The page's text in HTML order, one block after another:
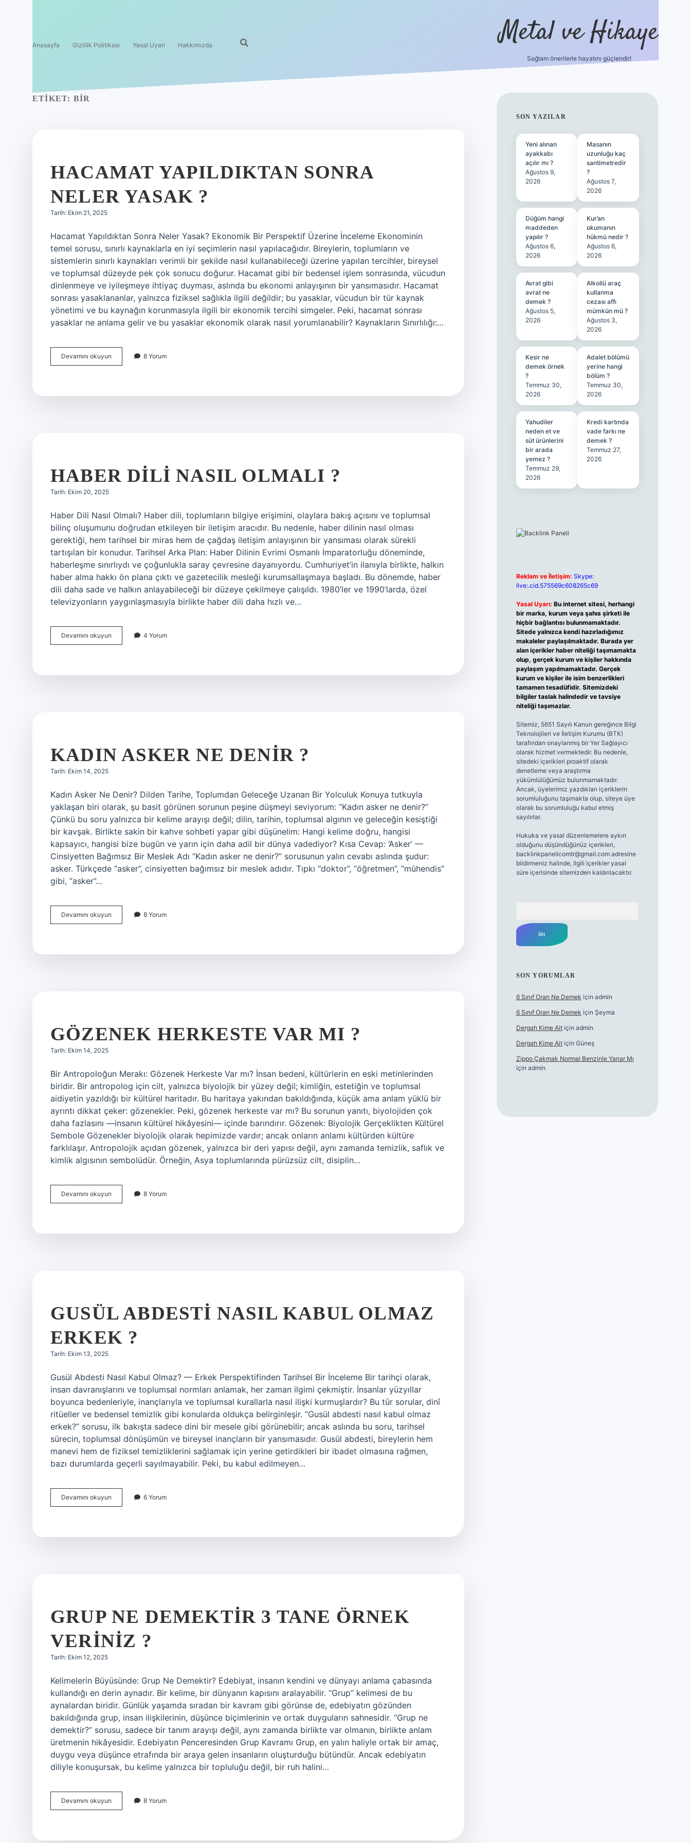
Anasayfa Gizlilik Politikası Yasal Uyarı Hakkımızda Metal ve Hikaye
Sağlam önerilerle hayatını güçlendir!
ETIKET: BIR
HACAMAT YAPILDIKTAN SONRA
NELER YASAK ?
Tarih: Ekim 21, 2025
Hacamat Yapıldıktan Sonra Neler Yasak? Ekonomik Bir Perspektif Üzerine İnceleme Ekonominin
temel sorusu, sınırlı kaynaklarla en iyi seçimlerin nasıl yapılacağıdır. Bireylerin, toplumların ve
sistemlerin sınırlı kaynakları verimli bir şekilde nasıl kullanabileceği üzerine yapılan tercihler, bireysel
ve toplumsal düzeyde pek çok sonucu doğurur. Hacamat gibi bir bedensel işlem sonrasında, vücudun
dinlenmeye ve iyileşmeye ihtiyaç duyması, aslında bu ekonomi anlayışının bir yansımasıdır. Hacamat
sonrası yasaklananlar, yalnızca fiziksel sağlıkla ilgili değildir; bu yasaklar, vücudun bir tür kaynak
yönetimi ve bu kaynağın korunmasıyla ilgili bir ekonomik tercihi simgeler. Peki, hacamat sonrası
yasaklar ne anlama gelir ve bu yasaklar ekonomik olarak nasıl yorumlanabilir? Kaynakların Sınırlılığı:…
Devamını okuyun Hacamat
yapıldıktan
8 Yorum
HABER DILI NASIL OLMALI ?
Tarih: Ekim 20, 2025
Haber Dili Nasıl Olmalı? Haber dili, toplumların bilgiye erişimini, olaylara bakış açısını ve toplumsal
bilinç oluşumunu doğrudan etkileyen bir iletişim aracıdır. Bu nedenle, haber dilinin nasıl olması
gerektiği, hem tarihsel bir miras hem de çağdaş iletişim anlayışının bir yansıması olarak sürekli
tartışılan bir konudur. Tarihsel Arka Plan: Haber Dilinin Evrimi Osmanlı İmparatorluğu döneminde,
haberleşme sınırlıydı ve çoğunlukla saray çevresine dayanıyordu. Cumhuriyet’in ilanıyla birlikte, halkın
haber alma hakkı ön plana çıktı ve gazetecilik mesleği kurumsallaşmaya başladı. Bu dönemde, haber
dili daha sade ve halkın anlayabileceği bir düzeye çekilmeye çalışıldı. 1980’ler ve 1990’larda, özel
televizyonların yaygınlaşmasıyla birlikte haber dili daha hızlı ve…
Devamını okuyun
dili
4 Yorum
KADIN ASKER NE DENIR ?
Tarih: Ekim 14, 2025
Kadın Asker Ne Denir? Dilden Tarihe, Toplumdan Geleceğe Uzanan Bir Yolculuk Konuya tutkuyla
yaklaşan biri olarak, şu basit görünen sorunun peşine düşmeyi seviyorum: “Kadın asker ne denir?”
Çünkü bu soru yalnızca bir kelime arayışı değil; dilin, tarihin, toplumsal algının ve geleceğin kesiştiği
bir kavşak. Birlikte sakin bir kahve sohbeti yapar gibi düşünelim: Hangi kelime doğru, hangisi
kapsayıcı, hangisi bize bugün ve yarın için daha adil bir dünya vadediyor? Kısa Cevap: ‘Asker’ —
Cinsiyetten Bağımsız Bir Meslek Adı “Kadın asker ne denir?” sorusunun yalın cevabı aslında şudur:
asker. Türkçede “asker”, cinsiyetten bağımsız bir meslek adıdır. Tıpkı “doktor”, “öğretmen”, “mühendis”
gibi, “asker”…
Devamını okuyun
asker
8 Yorum
GÖZENEK HERKESTE VAR MI ?
Tarih: Ekim 14, 2025
Bir Antropoloğun Merakı: Gözenek Herkeste Var mı? İnsan bedeni, kültürlerin en eski metinlerinden
biridir. Bir antropolog için cilt, yalnızca biyolojik bir yüzey değil; kimliğin, estetiğin ve toplumsal
aidiyetin yazıldığı bir kültürel haritadır. Bu haritaya yakından bakıldığında, küçük ama anlam yüklü bir
ayrıntı dikkat çeker: gözenekler. Peki, gözenek herkeste var mı? Bu sorunun yanıtı, biyolojiden çok
daha fazlasını —insanın kültürel hikâyesini— içinde barındırır. Gözenek: Biyolojik Gerçeklikten Kültürel
Sembole Gözenekler biyolojik olarak hepimizde vardır; ancak onların anlamı kültürden kültüre
farklılaşır. Antropolojik açıdan gözenek, yalnızca bir deri yapısı değil, aynı zamanda temizlik, saflık ve
kimlik algısının sembolüdür. Örneğin, Asya toplumlarında pürüzsüz cilt, disiplin…
Devamını okuyun Gözenek
herkeste
8 Yorum
GUSÜL ABDESTI NASIL KABUL OLMAZ
ERKEK ?
Tarih: Ekim 13, 2025
Gusül Abdesti Nasıl Kabul Olmaz? — Erkek Perspektifinden Tarihsel Bir İnceleme Bir tarihçi olarak,
insan davranışlarını ve toplumsal normları anlamak, her zaman ilgimi çekmiştir. İnsanlar yüzyıllar
boyunca bedenleriyle, inançlarıyla ve toplumsal kurallarla nasıl ilişki kurmuşlardır? Bu tür sorular, dinî
ritüeller ve bedensel temizlik gibi konularda oldukça belirginleşir. “Gusül abdesti nasıl kabul olmaz
erkek?” sorusu, ilk bakışta sadece dini bir mesele gibi görünebilir; ancak aslında bu soru, tarihsel
sürecin, toplumsal dönüşümün ve bireysel inançların bir yansımasıdır. Gusül abdesti, bireylerin hem
manevi hem de fiziksel temizliklerini sağlamak için yerine getirdikleri bir ibadet olmasına rağmen,
bazı durumlarda geçerli sayılmayabilir. Peki, bu kabul edilmeyen…
Devamını okuyun
abdesti
6 Yorum
GRUP NE DEMEKTIR 3 TANE ÖRNEK
VERINIZ ?
Tarih: Ekim 12, 2025
Kelimelerin Büyüsünde: Grup Ne Demektir? Edebiyat, insanın kendini ve dünyayı anlama çabasında
kullandığı en derin aynadır. Bir kelime, bir dünyanın kapısını aralayabilir. “Grup” kelimesi de bu
aynalardan biridir. Günlük yaşamda sıradan bir kavram gibi görünse de, edebiyatın gözünden
bakıldığında grup, insan ilişkilerinin, düşünce biçimlerinin ve ortak duyguların sahnesidir. “Grup ne
demektir?” sorusu, sadece bir tanım arayışı değil, aynı zamanda birlikte var olmanın, birlikte anlam
üretmenin hikâyesidir. Edebiyatın Penceresinden Grup Kavramı Grup, en yalın haliyle ortak bir amaç,
duygu veya düşünce etrafında bir araya gelen insanların oluşturduğu bütündür. Ancak edebiyatın
diliyle konuşursak, bu kelime yalnızca bir topluluğu değil, bir ruh halini…
Devamını okuyun
ne
8 Yorum
SIDEBAR
SON YAZILAR
Yeni alınan
ayakkabı
açılır mı ?
Ağustos 9,
2026
Masanın
uzunluğu kaç
santimetredir
?
Ağustos 7,
2026
Düğüm hangi
maddeden
yapılır ?
Ağustos 6,
2026
Kur’an
okumanın
hükmü nedir ?
Ağustos 6,
2026
Avrat gibi
avrat ne
demek ?
Ağustos 5,
2026
Alkollü araç
kullanma
cezası affı
mümkün mü ?
Ağustos 3,
2026
Kesir ne
demek örnek
?
Temmuz 30,
2026
Adalet bölümü
yerine hangi
bölüm ?
Temmuz 30,
2026
Yahudiler
neden et ve
süt ürünlerini
bir arada
yemez ?
Temmuz 29,
2026
Kredi kartında
vade farkı ne
demek ?
Temmuz 27,
2026
Reklam ve İletişim: Skype:
live:.cid.575569c608265c69
Yasal Uyarı: Bu internet sitesi, herhangi
bir marka, kurum veya şahıs şirketi ile
hiçbir bağlantısı bulunmamaktadır.
Sitede yalnızca kendi hazırladığımız
makaleler paylaşılmaktadır. Burada yer
alan içerikler haber niteliği taşımamakta
olup, gerçek kurum ve kişiler hakkında
paylaşım yapılmamaktadır. Gerçek
kurum ve kişiler ile isim benzerlikleri
tamamen tesadüfidir. Sitemizdeki
bilgiler taslak halindedir ve tavsiye
niteliği taşımazlar.
Sitemiz, 5651 Sayılı Kanun gereğince Bilgi
Teknolojileri ve İletişim Kurumu (BTK)
tarafından onaylanmış bir Yer Sağlayıcı
olarak hizmet vermektedir. Bu nedenle,
sitedeki içerikleri proaktif olarak
denetleme veya araştırma
yükümlülüğümüz bulunmamaktadır.
Ancak, üyelerimiz yazdıkları içeriklerin
sorumluluğunu taşımakta olup, siteye üye
olarak bu sorumluluğu kabul etmiş
sayılırlar.
Hukuka ve yasal düzenlemelere aykırı
olduğunu düşündüğünüz içerikleri,
backlinkpanelicomtr@gmail.comadresine
bildirmeniz halinde, ilgili içerikler yasal
süre içerisinde sitemizden kaldırılacaktır.
SON YORUMLAR
6 Sınıf Oran Ne Demek için admin
6 Sınıf Oran Ne Demek için Şeyma
Dergah Kime Aitiçin admin
Dergah Kime Aitiçin Güneş
Zippo Çakmak Normal Benzinle Yanar Mı
için admin
famecasino güncel giriş vdcasino güncel giriş